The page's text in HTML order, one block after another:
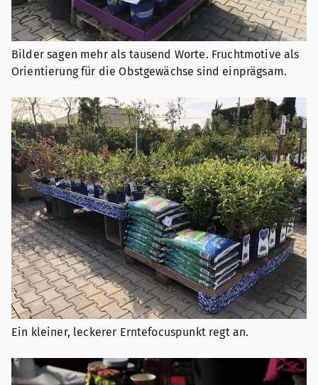
Bilder sagen mehr als tausend Worte. Fruchtmotive als
Orientierung für die Obstgewächse sind einprägsam.
Ein kleiner, leckerer Erntefocuspunkt regt an.